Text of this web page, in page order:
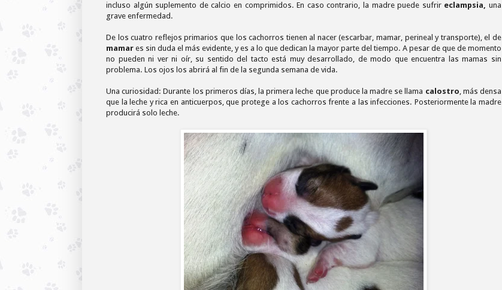
incluso algún suplemento de calcio en comprimidos. En caso contrario, la madre puede sufrir eclampsia,una
grave enfermedad.
De los cuatro reflejos primarios que los cachorros tienen al nacer (escarbar, mamar, perineal y transporte), el de
mamar es sin duda el más evidente, y es a lo que dedican la mayor parte del tiempo. A pesar de que de momento
no pueden ni ver ni oír, su sentido del tacto está muy desarrollado, de modo que encuentra las mamas sin
problema. Los ojos los abrirá al fin de la segunda semana de vida.
Una curiosidad: Durante los primeros días, la primera leche que produce la madre se llama calostro , más densa
que la leche y rica en anticuerpos, que protege a los cachorros frente a las infecciones. Posteriormente la madre
producirá solo leche.